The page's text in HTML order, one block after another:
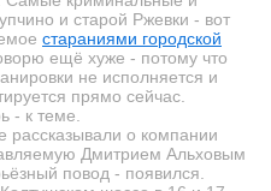
и старой Ржевки - вот
стараниями городской
ещё хуже - потому что
не исполняется и
прямо сейчас.
- к теме.
о компании
Дмитрием Альховым
повод - появился.